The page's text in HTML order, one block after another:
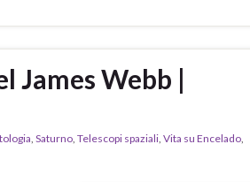
James Webb |
, Saturno, Telescopi spaziali, Vita su Encelado,